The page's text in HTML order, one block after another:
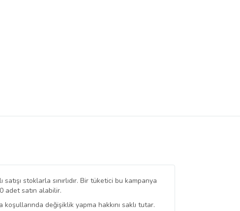
stoklarla sınırlıdır. Bir tüketici bu kampanya
adet satın alabilir.
değişiklik yapma hakkını saklı tutar.